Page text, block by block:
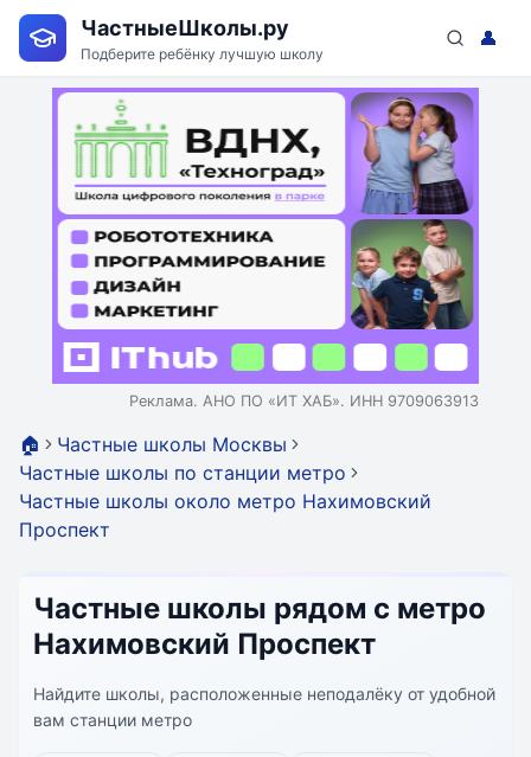
ЧастныеШколы.ру
Подберите ребёнку лучшую школу
👤
Реклама. АНО ПО «ИТ ХАБ». ИНН 9709063913
🏠
Частные школы Москвы
Частные школы по станции метро
Частные школы около метро Нахимовский
Проспект
Частные школы рядом с метро
Нахимовский Проспект
Найдите школы, расположенные неподалёку от удобной
вам станции метро